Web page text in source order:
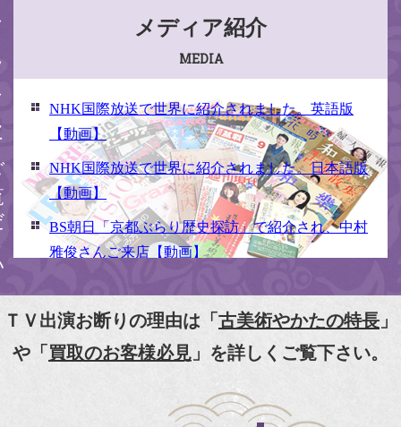
い メディア紹介
MEDIA
NHK国際放送で世界に紹介されました。英語版
【動画】
NHK国際放送で世界に紹介されました。日本語版
【動画】
BS朝日「京都ぶらり歴史探訪」で紹介され、中村
雅俊さんご来店【動画】
【動画】
『京都新聞』とKBS京都で鴨東まちなか美術館を
『和楽』7月号 樋口可南子さんがお店へ！！
ＴＶ出演お断りの理由は「古美術やかたの特長 」
や「買取のお客様必見 」を詳しくご覧下さい。